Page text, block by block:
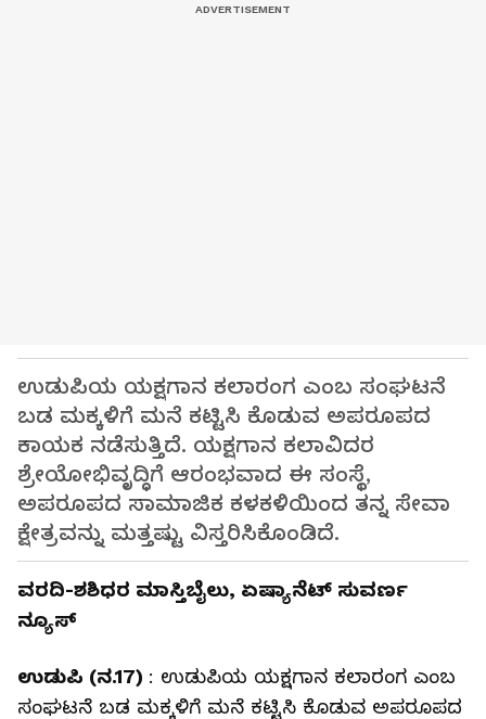
ಉಡುಪಿಯ ಯಕ್ಷಗಾನ ಕಲಾರಂಗ ಎಂಬ ಸಂಘಟನೆ
ಬಡ ಮಕ್ಕಳಿಗೆ ಮನೆ ಕಟ್ಟಿಸಿ ಕೊಡುವ ಅಪರೂಪದ
ಕಾಯಕ ನಡೆಸುತ್ತಿದೆ. ಯಕ್ಷಗಾನ ಕಲಾವಿದರ
ಶ್ರೇಯೋಭಿವೃದ್ಧಿಗೆ ಆರಂಭವಾದ ಈ ಸಂಸ್ಥೆ,
ಅಪರೂಪದ ಸಾಮಾಜಿಕ ಕಳಕಳಿಯಿಂದ ತನ್ನ ಸೇವಾ
ಕ್ಷೇತ್ರವನ್ನು ಮತ್ತಷ್ಟು ವಿಸ್ತರಿಸಿಕೊಂಡಿದೆ.
ವರದಿ-ಶಶಿಧರ ಮಾಸ್ತಿಬೈಲು, ಏಷ್ಯಾನೆಟ್ ಸುವರ್ಣ
ನ್ಯೂಸ್
ಉಡುಪಿ (ನ.17) : ಉಡುಪಿಯ ಯಕ್ಷಗಾನ ಕಲಾರಂಗ ಎಂಬ
ಸಂಘಟನೆ ಬಡ ಮಕ್ಕಳಿಗೆ ಮನೆ ಕಟ್ಟಿಸಿ ಕೊಡುವ ಅಪರೂಪದ